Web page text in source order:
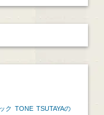
ク TONE TSUTAYAの